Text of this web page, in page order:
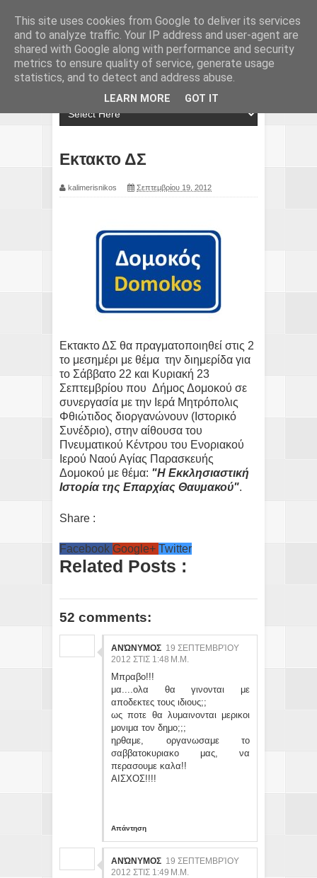
Εκτακτο ΔΣ
kalimerisnikos Σεπτεμβρίου 19, 2012
Εκτακτο ΔΣ θα πραγματοποιηθεί στις 2
το μεσημέρι με θέμα την διημερίδα για
το Σάββατο 22 και Κυριακή 23
Σεπτεμβρίου που Δήμος Δομοκού σε
συνεργασία με την Ιερά Μητρόπολις
Φθιώτιδος διοργανώνουν (Ιστορικό
Συνέδριο), στην αίθουσα του
Πνευματικού Κέντρου του Ενοριακού
Ιερού Ναού Αγίας Παρασκευής
Δομοκού με θέμα: "Η Εκκλησιαστική
Ιστορία της Επαρχίας Θαυμακού".
Share :
Facebook Google+ Twitter
Related Posts :
52 comments:
ΑΝΏΝΥΜΟΣ 19 ΣΕΠΤΕΜΒΡΊΟΥ
2012 ΣΤΙΣ 1:48 Μ.Μ.
Μπραβο!!!
μα....ολα θα γινονται με
αποδεκτες τους ιδιους;;
ως ποτε θα λυμαινονται μερικοι
μονιμα τον δημο;;;
ηρθαμε, οργανωσαμε το
σαββατοκυριακο μας, να
περασουμε καλα!!
ΑΙΣΧΟΣ!!!!
Απάντηση
ΑΝΏΝΥΜΟΣ 19 ΣΕΠΤΕΜΒΡΊΟΥ
2012 ΣΤΙΣ 1:49 Μ.Μ.
This site uses cookies from Google to deliver its services
and to analyze traffic. Your IP address and user-agent are
shared with Google along with performance and security
metrics to ensure quality of service, generate usage
statistics, and to detect and address abuse.
LEARN MORE GOT IT